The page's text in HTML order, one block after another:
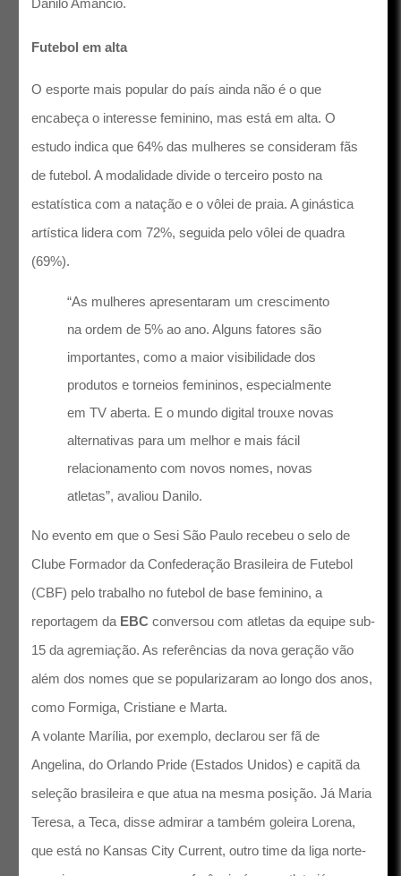
Danilo Amancio.
Futebol em alta
O esporte mais popular do país ainda não é o que
encabeça o interesse feminino, mas está em alta. O
estudo indica que 64% das mulheres se consideram fãs
de futebol. A modalidade divide o terceiro posto na
estatística com a natação e o vôlei de praia. A ginástica
artística lidera com 72%, seguida pelo vôlei de quadra
(69%).
“As mulheres apresentaram um crescimento
na ordem de 5% ao ano. Alguns fatores são
importantes, como a maior visibilidade dos
produtos e torneios femininos, especialmente
em TV aberta. E o mundo digital trouxe novas
alternativas para um melhor e mais fácil
relacionamento com novos nomes, novas
atletas”, avaliou Danilo.
No evento em que o Sesi São Paulo recebeu o selo de
Clube Formador da Confederação Brasileira de Futebol
(CBF) pelo trabalho no futebol de base feminino, a
reportagem da EBC conversou com atletas da equipe sub-
15 da agremiação. As referências da nova geração vão
além dos nomes que se popularizaram ao longo dos anos,
como Formiga, Cristiane e Marta.
A volante Marília, por exemplo, declarou ser fã de
Angelina, do Orlando Pride (Estados Unidos) e capitã da
seleção brasileira e que atua na mesma posição. Já Maria
Teresa, a Teca, disse admirar a também goleira Lorena,
que está no Kansas City Current, outro time da liga norte-